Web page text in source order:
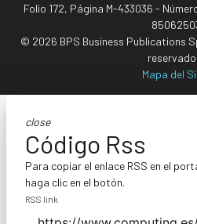
Folio 172, Página M-433036 -
© 2026 BPS Business Publications
Mapa del
close
Código Rss
Para copiar el enlace RSS en el
haga clic en el botón.
RSS link